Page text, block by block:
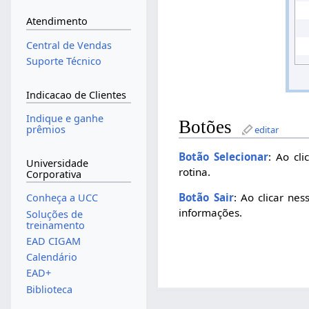
Botões editar
Botão Selecionar: Ao
rotina.
Botão Sair: Ao clicar
informações.
Atendimento
Central de Vendas
Suporte Técnico
Indicacao de Clientes
Indique e ganhe
prêmios
Universidade
Corporativa
Conheça a UCC
Soluções de
treinamento
EAD CIGAM
Calendário
EAD+
Biblioteca